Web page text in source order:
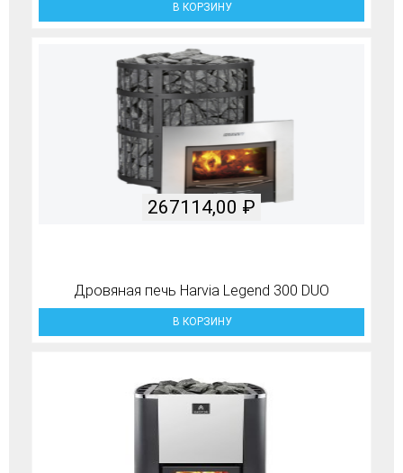
В КОРЗИНУ
Дровяная печь Harvia Legend 300 DUO
267114,00 ₽
В КОРЗИНУ